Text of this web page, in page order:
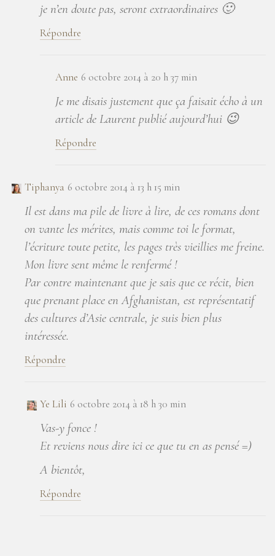
je n’en doute pas, seront extraordinaires 🙂
Répondre
Anne 6 octobre 2014 à 20 h 37 min
Je me disais justement que ça faisait écho à un
article de Laurent publié aujourd’hui 😉
Répondre
Tiphanya 6 octobre 2014 à 13 h 15 min
Il est dans ma pile de livre à lire, de ces romans dont
on vante les mérites, mais comme toi le format,
l’écriture toute petite, les pages très vieillies me freine.
Mon livre sent même le renfermé !
Par contre maintenant que je sais que ce récit, bien
que prenant place en Afghanistan, est représentatif
des cultures d’Asie centrale, je suis bien plus
intéressée.
Répondre
Ye Lili 6 octobre 2014 à 18 h 30 min
Vas-y fonce !
Et reviens nous dire ici ce que tu en as pensé =)
A bientôt,
Répondre